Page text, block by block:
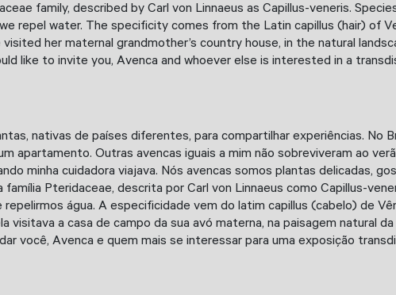
family, described by Carl von Linnaeus as Capillus-veneris.
repel water. The specificity comes from the Latin capillus (hair) of
her maternal grandmother’s country house, in the natural
like to invite you, Avenca and whoever else is interested in a
nativas de países diferentes, para compartilhar experiências. No
apartamento. Outras avencas iguais a mim não sobreviveram ao
minha cuidadora viajava. Nós avencas somos plantas delicadas,
Pteridaceae, descrita por Carl von Linnaeus como Capillus-
água. A especificidade vem do latim capillus (cabelo) de
a casa de campo da sua avó materna, na paisagem natural
você, Avenca e quem mais se interessar para uma exposição